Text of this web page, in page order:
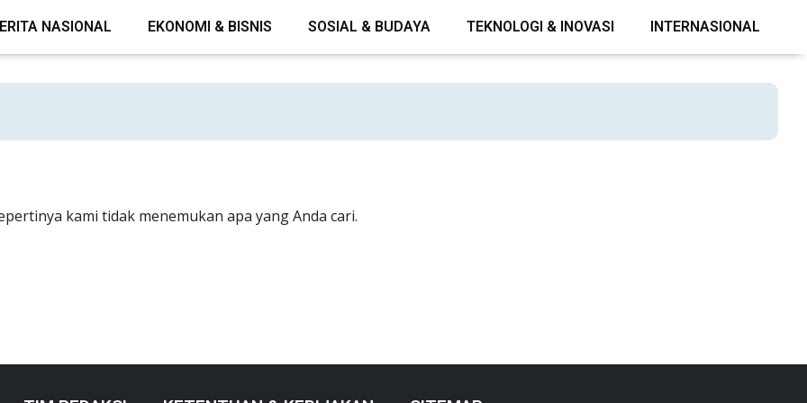
NASIONAL EKONOMI & BISNIS SOSIAL & BUDAYA TEKNOLOGI & INOVASI INTERNASIONAL
kami tidak menemukan apa yang Anda cari.